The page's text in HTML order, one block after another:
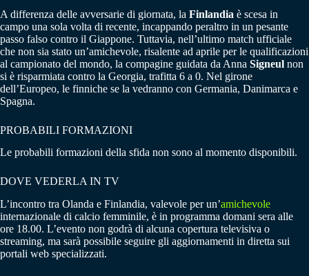
A differenza delle avversarie di giornata, la Finlandia è scesa in
campo una sola volta di recente, incappando peraltro in un pesante
passo falso contro il Giappone. Tuttavia, nell’ultimo match ufficiale
che non sia stato un’amichevole, risalente ad aprile per le qualificazioni
al campionato del mondo, la compagine guidata da Anna Signeul non
si è risparmiata contro la Georgia, trafitta 6 a 0. Nel girone
dell’Europeo, le finniche se la vedranno con Germania, Danimarca e
Spagna.
PROBABILI FORMAZIONI
Le probabili formazioni della sfida non sono al momento disponibili.
DOVE VEDERLA IN TV
L’incontro tra Olanda e Finlandia, valevole per un’amichevole
internazionale di calcio femminile, è in programma domani sera alle
ore 18.00. L’evento non godrà di alcuna copertura televisiva o
streaming, ma sarà possibile seguire gli aggiornamenti in diretta sui
portali web specializzati.